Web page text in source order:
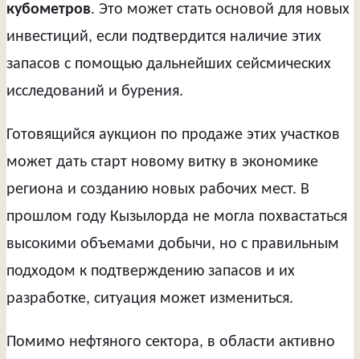
кубометров. Это может стать основой для новых
инвестиций, если подтвердится наличие этих
запасов с помощью дальнейших сейсмических
исследований и бурения.
Готовящийся аукцион по продаже этих участков
может дать старт новому витку в экономике
региона и созданию новых рабочих мест. В
прошлом году Кызылорда не могла похвастаться
высокими объемами добычи, но с правильным
подходом к подтверждению запасов и их
разработке, ситуация может измениться.
Помимо нефтяного сектора, в области активно